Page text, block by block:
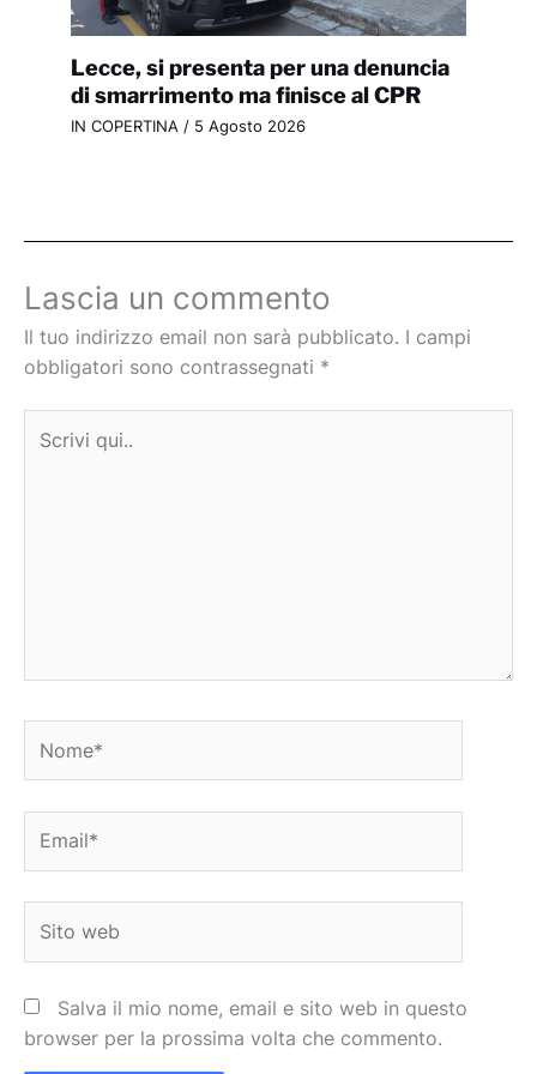
Lecce, si presenta per una denuncia
di smarrimento ma finisce al CPR
IN COPERTINA/ 5 Agosto 2026
Lascia un commento
Il tuo indirizzo email non sarà pubblicato. I campi
obbligatori sono contrassegnati *
qui..
web
Salva il mio nome, email e sito web in questo
browser per la prossima volta che commento.